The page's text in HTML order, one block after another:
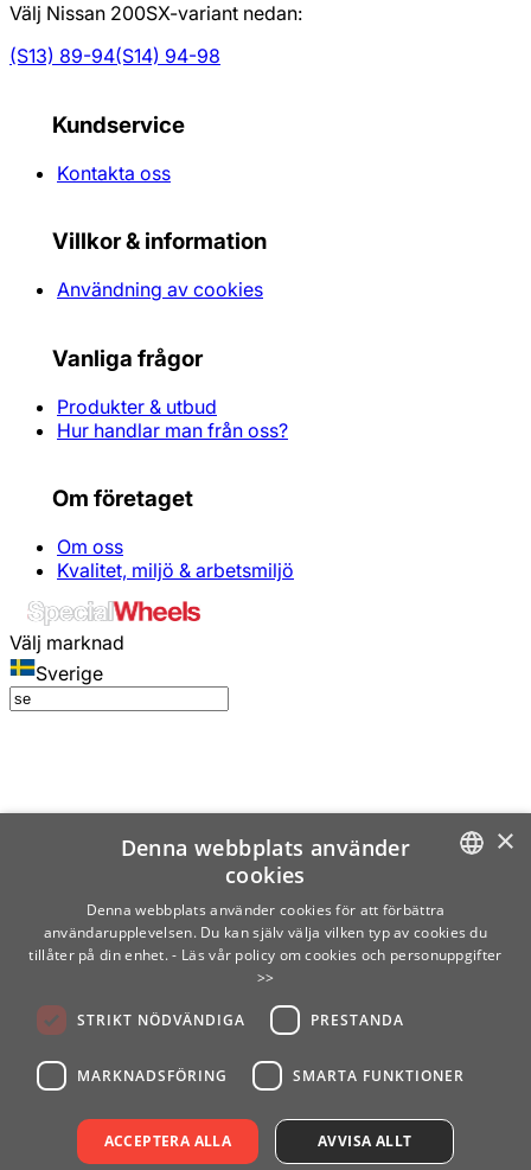
Välj Nissan 200SX-variant nedan:
(S13) 89-94(S14) 94-98
Kundservice
Kontakta oss
Villkor & information
Användning av cookies
Vanliga frågor
Produkter & utbud
Hur handlar man från oss?
Om företaget
Om oss
Kvalitet, miljö & arbetsmiljö
Välj marknad
Sverige
SWEDISH
×
Denna webbplats använder
cookies
Denna webbplats använder cookies för att förbättra
användarupplevelsen. Du kan själv välja vilken typ av cookies du
tillåter på din enhet. - Läs vår policy om cookies och personuppgifter
>>
STRIKT NÖDVÄNDIGA PRESTANDA
MARKNADSFÖRING SMARTA FUNKTIONER
ACCEPTERA ALLA AVVISA ALLT